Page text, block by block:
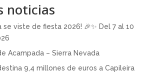
noticias
se viste de fiesta 2026! 🎉✨ Del 7 al 10
Acampada – Sierra Nevada
9,4 millones de euros a Capileira